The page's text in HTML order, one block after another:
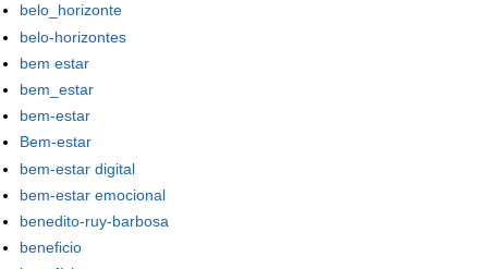
belo_horizonte
belo-horizontes
bem estar
bem_estar
bem-estar
Bem-estar
bem-estar digital
bem-estar emocional
benedito-ruy-barbosa
beneficio